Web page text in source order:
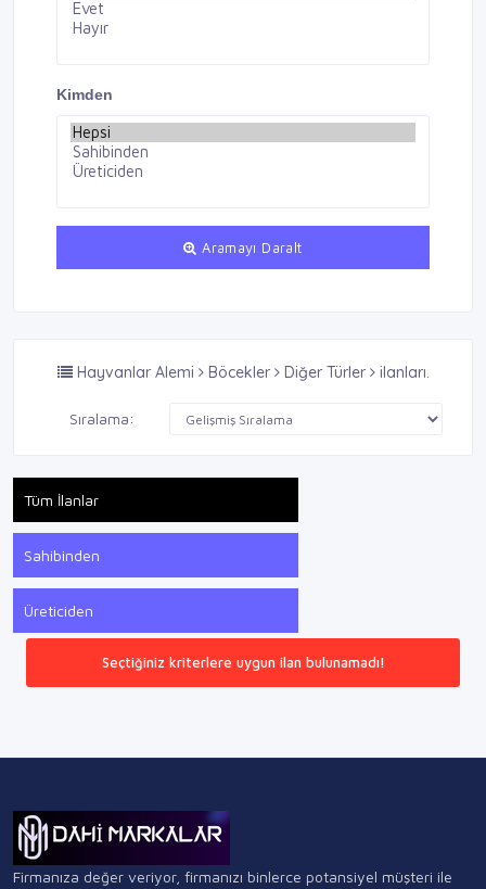
Kimden
Aramayı Daralt
Hayvanlar Alemi Böcekler Diğer Türler ilanları.
Sıralama:
Tüm İlanlar
Sahibinden
Üreticiden
Seçtiğiniz kriterlere uygun ilan bulunamadı!
Firmanıza değer veriyor, firmanızı binlerce potansiyel müşteri ile